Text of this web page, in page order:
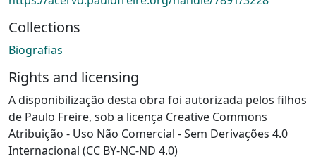
Collections
Biografias
Rights and licensing
A disponibilização desta obra foi autorizada pelos filhos
de Paulo Freire, sob a licença Creative Commons
Atribuição - Uso Não Comercial - Sem Derivações 4.0
Internacional (CC BY-NC-ND 4.0)